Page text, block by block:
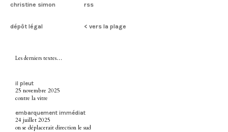
christine simon rss
dépôt légal < vers la plage
Les derniers textes…
il pleut
25 novembre 2025
contre la vitre
embarquement immédiat
24 juillet 2025
on se déplacerait direction le sud